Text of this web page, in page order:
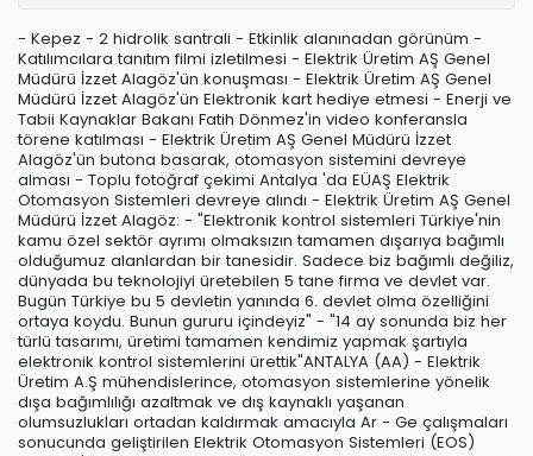
- Kepez - 2 hidrolik santrali - Etkinlik alanınadan görünüm -
Katılımcılara tanıtım filmi izletilmesi - Elektrik Üretim AŞ Genel
Müdürü İzzet Alagöz'ün konuşması - Elektrik Üretim AŞ Genel
Müdürü İzzet Alagöz'ün Elektronik kart hediye etmesi - Enerji ve
Tabii Kaynaklar Bakanı Fatih Dönmez'in video konferansla
törene katılması - Elektrik Üretim AŞ Genel Müdürü İzzet
Alagöz'ün butona basarak, otomasyon sistemini devreye
alması - Toplu fotoğraf çekimi Antalya 'da EÜAŞ Elektrik
Otomasyon Sistemleri devreye alındı - Elektrik Üretim AŞ Genel
Müdürü İzzet Alagöz: - "Elektronik kontrol sistemleri Türkiye'nin
kamu özel sektör ayrımı olmaksızın tamamen dışarıya bağımlı
olduğumuz alanlardan bir tanesidir. Sadece biz bağımlı değiliz,
dünyada bu teknolojiyi üretebilen 5 tane firma ve devlet var.
Bugün Türkiye bu 5 devletin yanında 6. devlet olma özelliğini
ortaya koydu. Bunun gururu içindeyiz" - "14 ay sonunda biz her
türlü tasarımı, üretimi tamamen kendimiz yapmak şartıyla
elektronik kontrol sistemlerini ürettik"ANTALYA (AA) - Elektrik
Üretim A.Ş mühendislerince, otomasyon sistemlerine yönelik
dışa bağımlılığı azaltmak ve dış kaynaklı yaşanan
olumsuzlukları ortadan kaldırmak amacıyla Ar - Ge çalışmaları
sonucunda geliştirilen Elektrik Otomasyon Sistemleri (EOS)